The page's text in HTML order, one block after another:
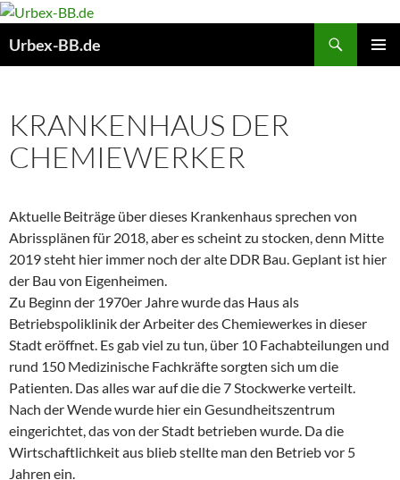
Urbex-BB.de
KRANKENHAUS DER
CHEMIEWERKER
Aktuelle Beiträge über dieses Krankenhaus sprechen von
Abrissplänen für 2018, aber es scheint zu stocken, denn Mitte
2019 steht hier immer noch der alte DDR Bau. Geplant ist hier
der Bau von Eigenheimen.
Zu Beginn der 1970er Jahre wurde das Haus als
Betriebspoliklinik der Arbeiter des Chemiewerkes in dieser
Stadt eröffnet. Es gab viel zu tun, über 10 Fachabteilungen und
rund 150 Medizinische Fachkräfte sorgten sich um die
Patienten. Das alles war auf die die 7 Stockwerke verteilt.
Nach der Wende wurde hier ein Gesundheitszentrum
eingerichtet, das von der Stadt betrieben wurde. Da die
Wirtschaftlichkeit aus blieb stellte man den Betrieb vor 5
Jahren ein.